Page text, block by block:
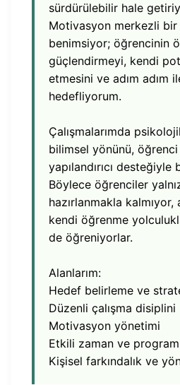
sürdürülebilir hale
Motivasyon merkezli bir
benimsiyor; öğrencinin
güçlendirmeyi, kendi
etmesini ve adım adım
hedefliyorum.
Çalışmalarımda
bilimsel yönünü,
yapılandırıcı
Böylece öğrenciler
hazırlanmakla kalmıyor,
kendi öğrenme
de öğreniyorlar.
Alanlarım:
Hedef belirleme ve
Düzenli çalışma disiplini
Motivasyon yönetimi
Etkili zaman ve
Kişisel farkındalık ve